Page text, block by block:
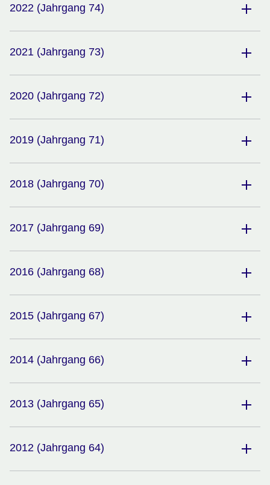
2022 (Jahrgang 74)
2021 (Jahrgang 73)
2020 (Jahrgang 72)
2019 (Jahrgang 71)
2018 (Jahrgang 70)
2017 (Jahrgang 69)
2016 (Jahrgang 68)
2015 (Jahrgang 67)
2014 (Jahrgang 66)
2013 (Jahrgang 65)
2012 (Jahrgang 64)